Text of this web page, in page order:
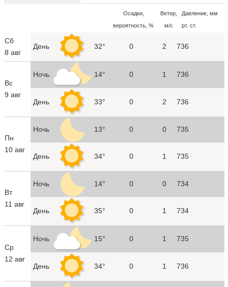
Осадки,
вероятность, %
Ветер,
м/с
Давление, мм
рт. ст.
Сб
8 авг
День 32° 0 2 736
Вс
9 авг
Ночь 14° 0 1 736
День 33° 0 2 736
Пн
10 авг
Ночь 13° 0 0 735
День 34° 0 1 735
Вт
11 авг
Ночь 14° 0 0 734
День 35° 0 1 734
Ср
12 авг
Ночь 15° 0 1 735
День 34° 0 1 736